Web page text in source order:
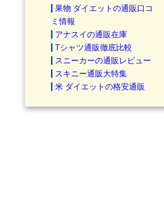
果物 ダイエットの通販口コ
ミ情報
アナスイの通販在庫
Tシャツ通販徹底比較
スニーカーの通販レビュー
スキニー通販大特集
米 ダイエットの格安通販